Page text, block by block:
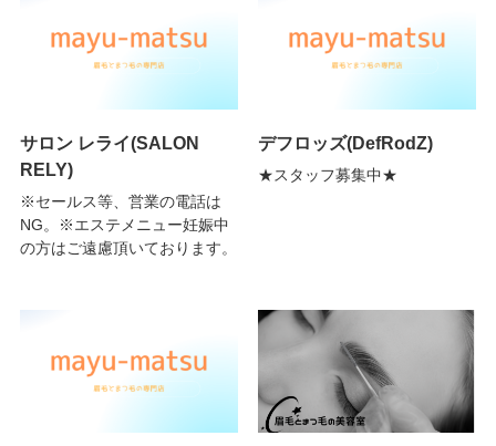
サロン レライ(SALON
RELY)
※セールス等、営業の電話は
NG。※エステメニュー妊娠中
の方はご遠慮頂いております。
デフロッズ(DefRodZ)
★スタッフ募集中★